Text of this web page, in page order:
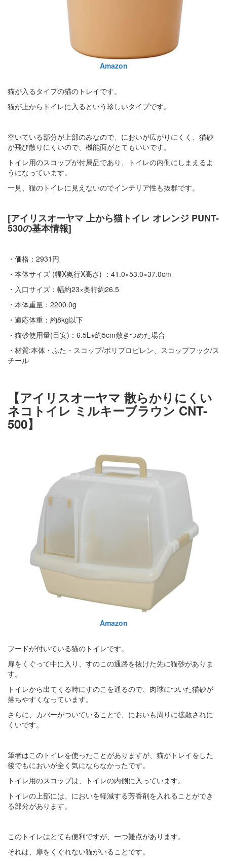
Amazon
猫が入るタイプの猫のトレイです。
猫が上からトイレに入るという珍しいタイプです。
空いている部分が上部のみなので、においが広がりにくく、猫砂
が飛び散りにくいので、機能面がとてもいいです。
トイレ用のスコップが付属品であり、トイレの内側にしまえるよ
うになっています。
一見、猫のトイレに見えないのでインテリア性も抜群です。
[アイリスオーヤマ 上から猫トイレ オレンジ PUNT-
530の基本情報]
・価格：2931円
・本体サイズ (幅X奥行X高さ) ：41.0×53.0×37.0cm
・入口サイズ：幅約23×奥行約26.5
・本体重量：2200.0g
・適応体重：約8kg以下
・猫砂使用量(目安)：6.5L※約5cm敷きつめた場合
・材質:本体・ふた・スコップ/ポリプロピレン、スコップフック/ス
チール
【アイリスオーヤマ 散らかりにくい
ネコトイレ ミルキーブラウン CNT-
500】
Amazon
フードが付いている猫のトイレです。
扉をくぐって中に入り、すのこの通路を抜けた先に猫砂がありま
す。
トイレから出てくる時にすのこを通るので、肉球についた猫砂が
落ちやすくなっています。
さらに、カバーがついていることで、においも周りに拡散されに
くいです。
筆者はこのトイレを使ったことがありますが、猫がトレイをした
後でもにおいが全く気にならなかったです。
トイレ用のスコップは、トイレの内側に入っています。
トイレの上部には、においを軽減する芳香剤を入れることができ
る部分があります。
このトイレはとても便利ですが、一つ難点があります。
それは、扉をくぐれない猫がいることです。